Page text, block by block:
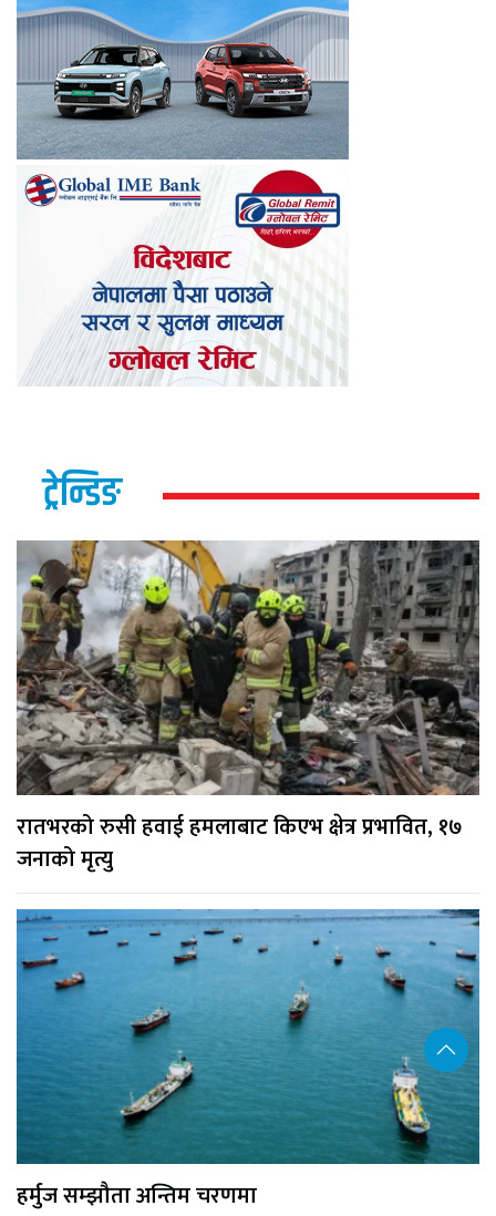
ट्रेन्डिङ
रातभरको रुसी हवाई हमलाबाट किएभ क्षेत्र प्रभावित, १७
जनाको मृत्यु
हर्मुज सम्झौता अन्तिम चरणमा